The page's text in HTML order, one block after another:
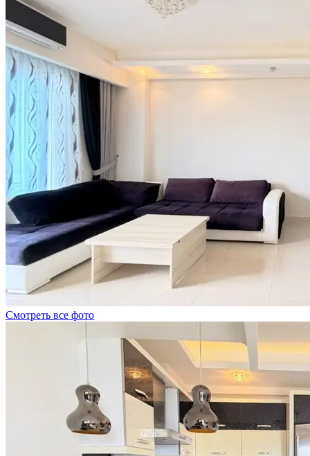
Смотреть все фото